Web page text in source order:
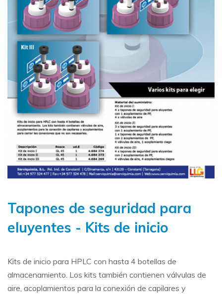
Tapones de seguridad para
eluyentes - Kits de inicio
Kits de inicio para HPLC con hasta 4 botellas de
almacenamiento. Los kits también contienen válvulas de
aire, acoplamientos para la conexión de capilares y